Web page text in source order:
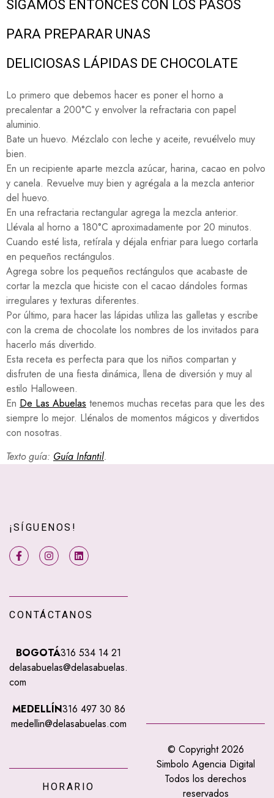
SIGAMOS ENTONCES CON LOS PASOS
PARA PREPARAR UNAS
DELICIOSAS LÁPIDAS DE CHOCOLATE
Lo primero que debemos hacer es poner el horno a
precalentar a 200°C y envolver la refractaria con papel
aluminio.
Bate un huevo. Mézclalo con leche y aceite, revuélvelo muy
bien.
En un recipiente aparte mezcla azúcar, harina, cacao en polvo
y canela. Revuelve muy bien y agrégala a la mezcla anterior
del huevo.
En una refractaria rectangular agrega la mezcla anterior.
Llévala al horno a 180°C aproximadamente por 20 minutos.
Cuando esté lista, retírala y déjala enfriar para luego cortarla
en pequeños rectángulos.
Agrega sobre los pequeños rectángulos que acabaste de
cortar la mezcla que hiciste con el cacao dándoles formas
irregulares y texturas diferentes.
Por último, para hacer las lápidas utiliza las galletas y escribe
con la crema de chocolate los nombres de los invitados para
hacerlo más divertido.
Esta receta es perfecta para que los niños compartan y
disfruten de una fiesta dinámica, llena de diversión y muy al
estilo Halloween.
En De Las Abuelas tenemos muchas recetas para que les des
siempre lo mejor. Llénalos de momentos mágicos y divertidos
con nosotras.
Texto guía: Guía Infantil.
¡SÍGUENOS!
CONTÁCTANOS
BOGOTÁ316 534 14 21
delasabuelas@delasabuelas.
com
MEDELLÍN316 497 30 86
medellin@delasabuelas.com
HORARIO
© Copyright 2026
Simbolo Agencia Digital
Todos los derechos
reservados